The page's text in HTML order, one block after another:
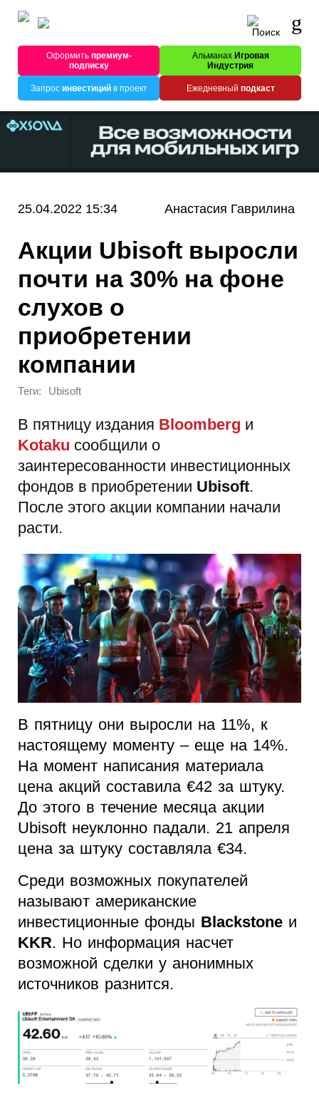
Оформитьпремиум-
подписку
Альманах Игровая
Индустрия
Запрос инвестицийв проект Ежедневный подкаст
25.04.2022 15:34 Анастасия Гаврилина
Акции Ubisoft выросли
почти на 30% на фоне
слухов о
приобретении
компании
Теги: Ubisoft
В пятницу издания Bloomberg и
Kotaku сообщили о
заинтересованности инвестиционных
фондов в приобретении Ubisoft.
После этого акции компании начали
расти.
В пятницу они выросли на 11%, к
настоящему моменту – еще на 14%.
На момент написания материала
цена акций составила €42 за штуку.
До этого в течение месяца акции
Ubisoft неуклонно падали. 21 апреля
цена за штуку составляла €34.
Среди возможных покупателей
называют американские
инвестиционные фонды Blackstone и
KKR. Но информация насчет
возможной сделки у анонимных
источников разнится.